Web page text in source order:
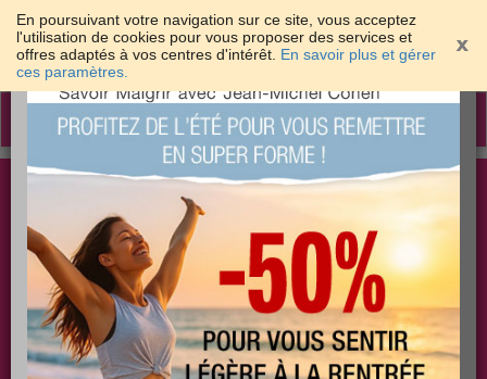
En poursuivant votre navigation sur ce site, vous acceptez
l'utilisation de cookies pour vous proposer des services et
offres adaptés à vos centres d'intérêt. En savoir plus et gérer
ces paramètres.
Toggle
Les meilleures solutions pour maigrir et être bien
dans sa peau
PLUS PLUS PLUS
×